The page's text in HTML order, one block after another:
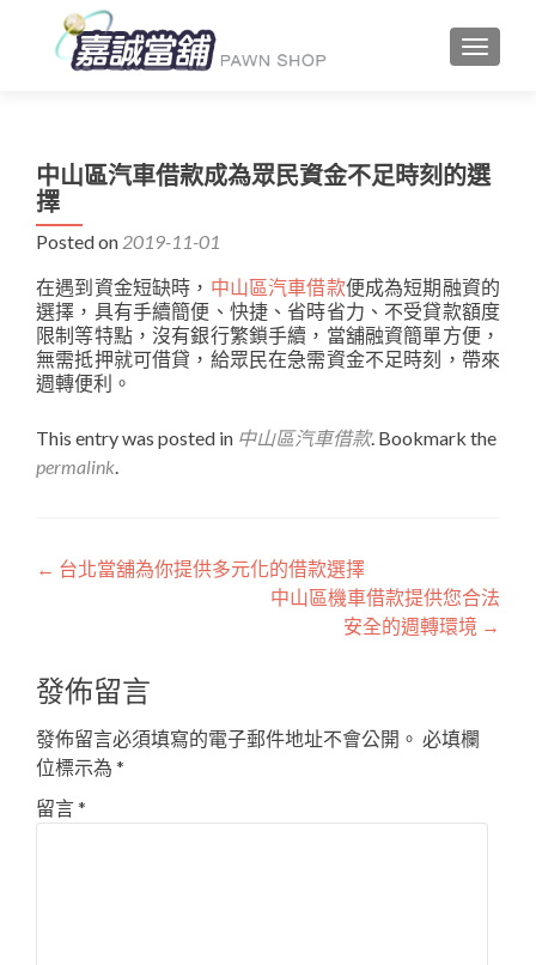
中山區汽車借款成為眾民資金不足時刻的選
擇
Posted on 2019-11-01
在遇到資金短缺時， 中山區汽車借款便成為短期融資的
選擇，具有手續簡便、快捷、省時省力、不受貸款額度
限制等特點，沒有銀行繁鎖手續，當舖融資簡單方便，
無需抵押就可借貸，給眾民在急需資金不足時刻，帶來
週轉便利。
This entry was posted in 中山區汽車借款. Bookmark the
permalink.
文
覽
← 台北當舖為你提供多元化的借款選擇
中山區機車借款提供您合法
安全的週轉環境 →
發佈留言
發佈留言必須填寫的電子郵件地址不會公開。 必填欄
位標示為 *
留言*